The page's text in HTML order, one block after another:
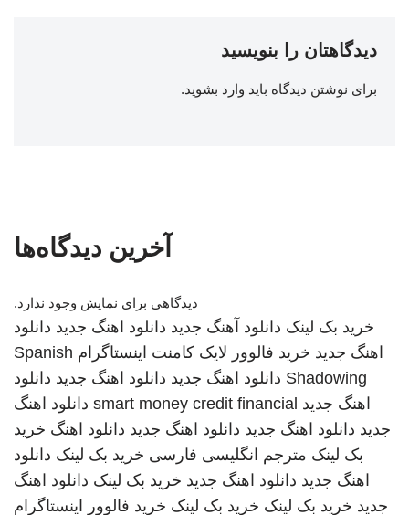
دیدگاهتان را بنویسید
برای نوشتن دیدگاه باید وارد بشوید.
آخرین دیدگاه‌ها
دیدگاهی برای نمایش وجود ندارد.
خرید بک لینک دانلود آهنگ جدید دانلود اهنگ جدید دانلود
اهنگ جدید خرید فالوور لایک کامنت اینستاگرام Spanish
Shadowing دانلود اهنگ جدید دانلود اهنگ جدید دانلود
اهنگ جدید smart money credit financial دانلود اهنگ
جدید دانلود اهنگ جدید دانلود اهنگ جدید دانلود اهنگ خرید
بک لینک مترجم انگلیسی فارسی خرید بک لینک دانلود
اهنگ جدید دانلود اهنگ جدید خرید بک لینک دانلود اهنگ
جدید خرید بک لینک خرید بک لینک خرید فالوور اینستاگرام